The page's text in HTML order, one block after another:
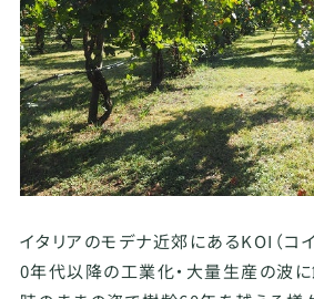
イタリアのモデナ近郊にあるKOI（コ
0年代以降の工業化・大量生産の波に